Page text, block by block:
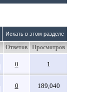
Искать в этом разделе
Ответов Просмотров
0 1
0 189,040